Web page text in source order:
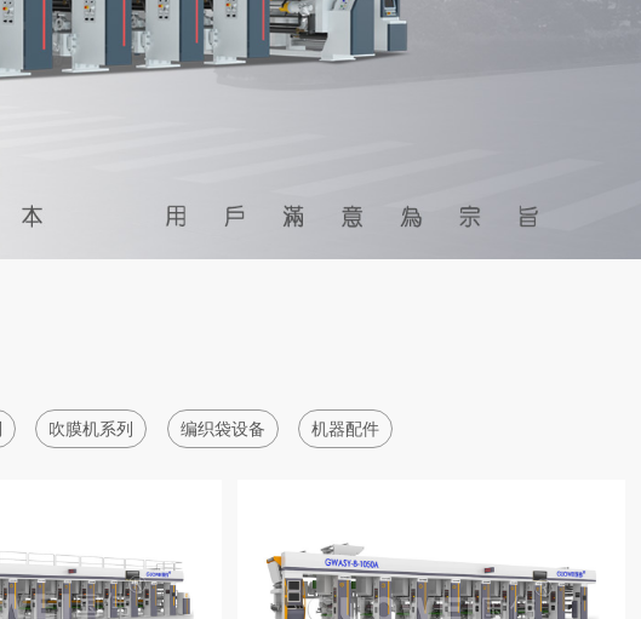
吹膜机系列 编织袋设备 机器配件